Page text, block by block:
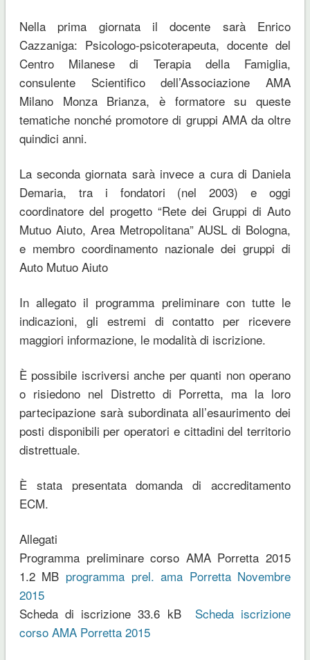
Nella prima giornata il docente sarà Enrico
Cazzaniga: Psicologo-psicoterapeuta, docente del
Centro Milanese di Terapia della Famiglia,
consulente Scientifico dell’Associazione AMA
Milano Monza Brianza, è formatore su queste
tematiche nonché promotore di gruppi AMA da oltre
quindici anni.
La seconda giornata sarà invece a cura di Daniela
Demaria, tra i fondatori (nel 2003) e oggi
coordinatore del progetto “Rete dei Gruppi di Auto
Mutuo Aiuto, Area Metropolitana” AUSL di Bologna,
e membro coordinamento nazionale dei gruppi di
Auto Mutuo Aiuto
In allegato il programma preliminare con tutte le
indicazioni, gli estremi di contatto per ricevere
maggiori informazione, le modalità di iscrizione.
È possibile iscriversi anche per quanti non operano
o risiedono nel Distretto di Porretta, ma la loro
partecipazione sarà subordinata all’esaurimento dei
posti disponibili per operatori e cittadini del territorio
distrettuale.
È stata presentata domanda di accreditamento
ECM.
Allegati
Programma preliminare corso AMA Porretta 2015
1.2 MB programma prel. ama Porretta Novembre
2015
Scheda di iscrizione 33.6 kB Scheda iscrizione
corso AMA Porretta 2015